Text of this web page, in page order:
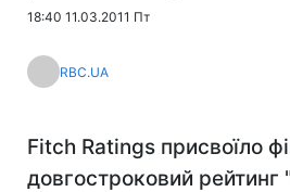
18:40 11.03.2011 Пт
RBC.UA
Fitch Ratings присвоїло
довгостроковий рейтинг